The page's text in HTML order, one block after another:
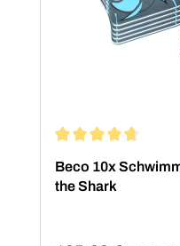
Beco 10x
the Shark